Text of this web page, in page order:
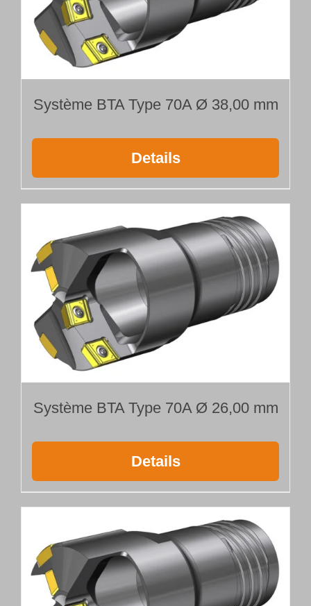
Système BTA Type 70A Ø 38,00 mm
Details
Système BTA Type 70A Ø 26,00 mm
Details